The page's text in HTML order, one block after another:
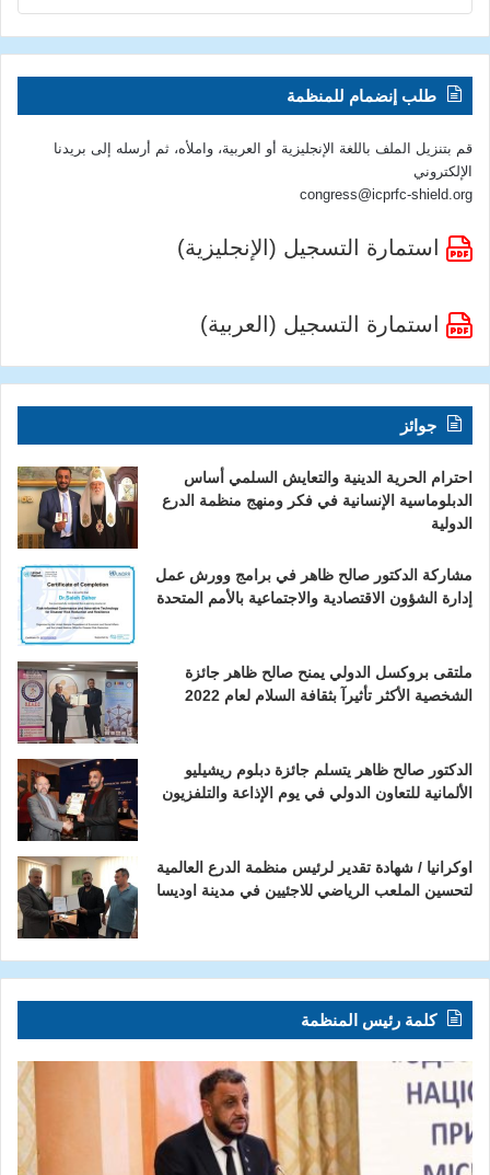
طلب إنضمام للمنظمة
قم بتنزيل الملف باللغة الإنجليزية أو العربية، واملأه، ثم أرسله إلى بريدنا
الإلكتروني
congress@icprfc-shield.org
استمارة التسجيل (الإنجليزية)
استمارة التسجيل (العربية)
جوائز
احترام الحرية الدينية والتعايش السلمي أساس
الدبلوماسية الإنسانية في فكر ومنهج منظمة الدرع
الدولية
مشاركة الدكتور صالح ظاهر في برامج وورش عمل
إدارة الشؤون الاقتصادية والاجتماعية بالأمم المتحدة
ملتقى بروكسل الدولي يمنح صالح ظاهر جائزة
الشخصية الأكثر تأثيرآ بثقافة السلام لعام 2022
الدكتور صالح ظاهر يتسلم جائزة دبلوم ريشيليو
الألمانية للتعاون الدولي في يوم الإذاعة والتلفزيون
اوكرانيا / شهادة تقدير لرئيس منظمة الدرع العالمية
لتحسين الملعب الرياضي للاجئيين في مدينة اوديسا
كلمة رئيس المنظمة